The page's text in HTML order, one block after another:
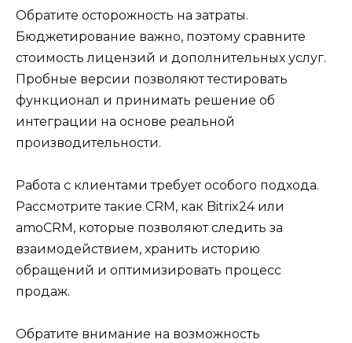
Обратите осторожность на затраты.
Бюджетирование важно, поэтому сравните
стоимость лицензий и дополнительных услуг.
Пробные версии позволяют тестировать
функционал и принимать решение об
интеграции на основе реальной
производительности.
Работа с клиентами требует особого подхода.
Рассмотрите такие CRM, как Bitrix24 или
amoCRM, которые позволяют следить за
взаимодействием, хранить историю
обращений и оптимизировать процесс
продаж.
Обратите внимание на возможность